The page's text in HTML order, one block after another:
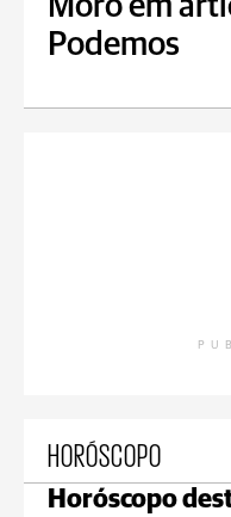
Moro em
Podemos
HORÓSCOPO
Horóscopo